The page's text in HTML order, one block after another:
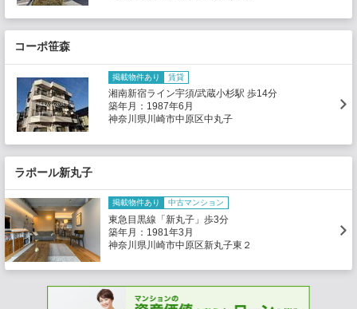
コーポ笹森
掲載物件あり 賃貸
湘南新宿ライン宇須/武蔵小杉駅 歩14分
築年月：1987年6月
神奈川県川崎市中原区中丸子
ラポール新丸子
掲載物件あり 中古マンション
東急目黒線「新丸子」歩3分
築年月：1981年3月
神奈川県川崎市中原区新丸子東２